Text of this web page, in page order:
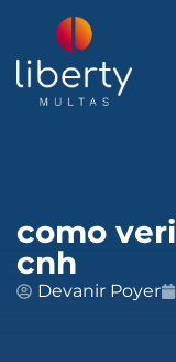
como
cnh
Devanir Poyer